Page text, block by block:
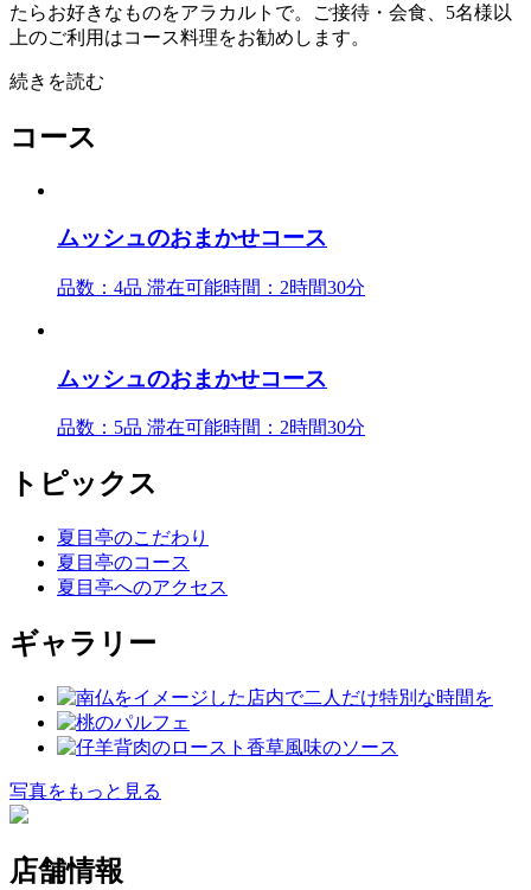
たらお好きなものをアラカルトで。ご接待・会食、5名様以
上のご利用はコース料理をお勧めします。
続きを読む
コース
ムッシュのおまかせコース
品数：4品 滞在可能時間：2時間30分
ムッシュのおまかせコース
品数：5品 滞在可能時間：2時間30分
トピックス
夏目亭のこだわり
夏目亭のコース
夏目亭へのアクセス
ギャラリー
写真をもっと見る
店舗情報